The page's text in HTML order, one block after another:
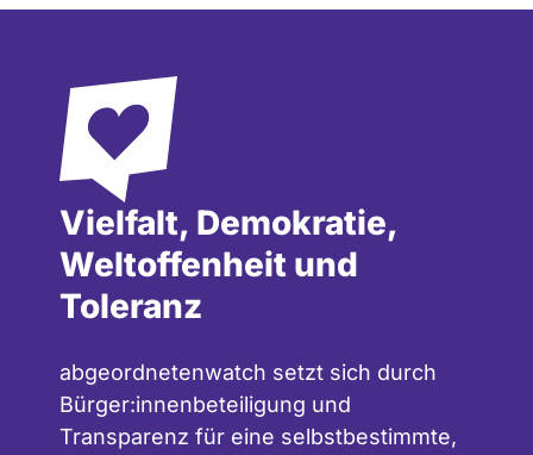
Vielfalt, Demokratie,
Weltoffenheit und
Toleranz
abgeordnetenwatch setzt sich durch
Bürger:innenbeteiligung und
Transparenz für eine selbstbestimmte,